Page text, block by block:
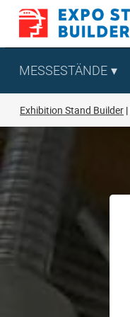
Zum
springen
MESSESTÄNDE
Exhibition Stand Builder